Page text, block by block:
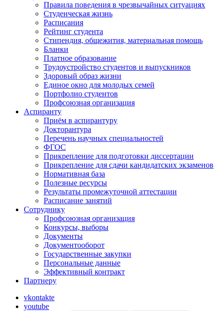
Правила поведения в чрезвычайных ситуациях
Студенческая жизнь
Расписания
Рейтинг студента
Стипендия, общежития, материальная помощь
Бланки
Платное образование
Трудоустройство студентов и выпускников
Здоровый образ жизни
Единое окно для молодых семей
Портфолио студентов
Профсоюзная организация
Аспиранту
Приём в аспирантуру
Докторантура
Перечень научных специальностей
ФГОС
Прикрепление для подготовки диссертации
Прикрепление для сдачи кандидатских экзаменов
Нормативная база
Полезные ресурсы
Результаты промежуточной аттестации
Расписание занятий
Сотруднику
Профсоюзная организация
Конкурсы, выборы
Документы
Документооборот
Государственные закупки
Персональные данные
Эффективный контракт
Партнеру
vkontakte
youtube